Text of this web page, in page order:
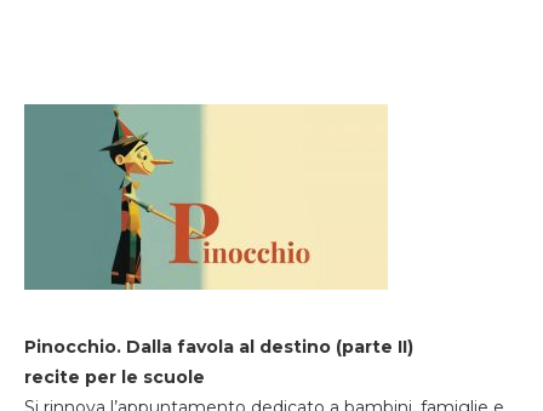
Pinocchio. Dalla favola al destino (parte II)
recite per le scuole